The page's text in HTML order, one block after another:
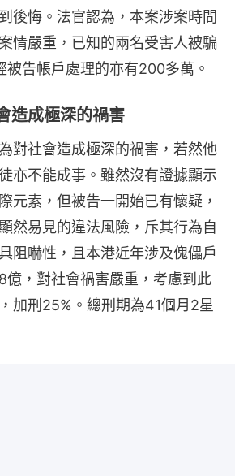
後悔。法官認為，本案涉案時間
情嚴重，已知的兩名受害人被騙
被告帳戶處理的亦有200多萬。
造成極深的禍害
對社會造成極深的禍害，若然他
亦不能成事。雖然沒有證據顯示
元素，但被告一開始已有懷疑，
然易見的違法風險，斥其行為自
阻嚇性，且本港近年涉及傀儡戶
億，對社會禍害嚴重，考慮到此
加刑25%。總刑期為41個月2星